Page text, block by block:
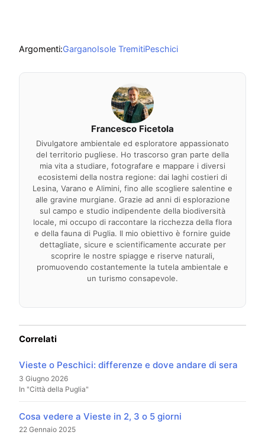
Argomenti:GarganoIsole TremitiPeschici
Francesco Ficetola
Divulgatore ambientale ed esploratore appassionato
del territorio pugliese. Ho trascorso gran parte della
mia vita a studiare, fotografare e mappare i diversi
ecosistemi della nostra regione: dai laghi costieri di
Lesina, Varano e Alimini, fino alle scogliere salentine e
alle gravine murgiane. Grazie ad anni di esplorazione
sul campo e studio indipendente della biodiversità
locale, mi occupo di raccontare la ricchezza della flora
e della fauna di Puglia. Il mio obiettivo è fornire guide
dettagliate, sicure e scientificamente accurate per
scoprire le nostre spiagge e riserve naturali,
promuovendo costantemente la tutela ambientale e
un turismo consapevole.
Correlati
Vieste o Peschici: differenze e dove andare di sera
3 Giugno 2026
In "Città della Puglia"
Cosa vedere a Vieste in 2, 3 o 5 giorni
22 Gennaio 2025